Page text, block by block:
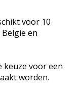
voor 10
en
keuze voor een
worden.